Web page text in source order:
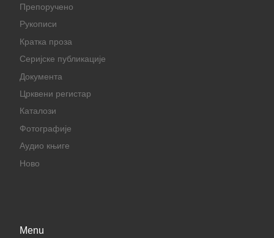
Препоручено
Рукописи
Кратка проза
Серијске публикације
Документа
Црквени регистар
Каталози
Фотографије
Аудио књиге
Ново
Menu